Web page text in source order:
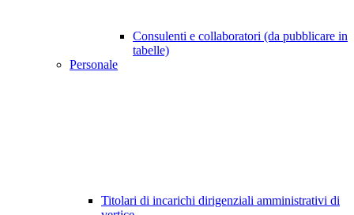
Consulenti e collaboratori (da pubblicare in
tabelle)
Personale
Titolari di incarichi dirigenziali amministrativi di